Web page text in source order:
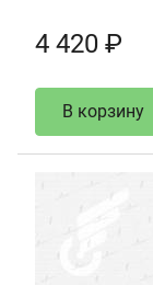
4 420 ₽
В корзину